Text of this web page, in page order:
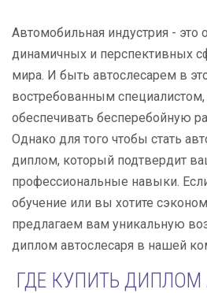
Автомобильная индустрия - это
динамичных и перспективных
мира. И быть автослесарем в
востребованным
обеспечивать бесперебойную
Однако для того чтобы стать
диплом, который подтвердит
профессиональные навыки.
обучение или вы хотите
предлагаем вам уникальную
диплом автослесаря в нашей
ГДЕ КУПИТЬ ДИПЛОМ